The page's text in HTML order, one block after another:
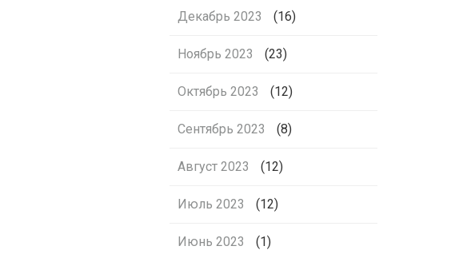
Декабрь 2023 (16)
Ноябрь 2023 (23)
Октябрь 2023 (12)
Сентябрь 2023 (8)
Август 2023 (12)
Июль 2023 (12)
Июнь 2023 (1)